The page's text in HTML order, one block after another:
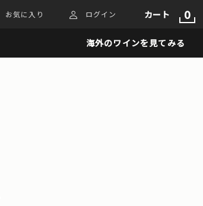
お気に入り ログイン カート 0
海外のワインを見てみる